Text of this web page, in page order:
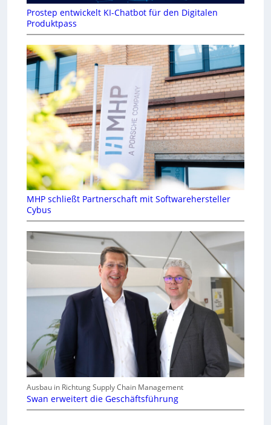
Prostep entwickelt KI-Chatbot für den Digitalen
Produktpass
MHP schließt Partnerschaft mit Softwarehersteller
Cybus
Ausbau in Richtung Supply Chain Management
Swan erweitert die Geschäftsführung